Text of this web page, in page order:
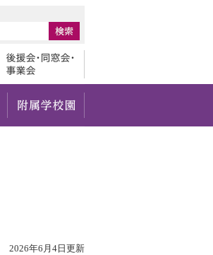
地域・一般の方企業の方
2026年6月4日更新